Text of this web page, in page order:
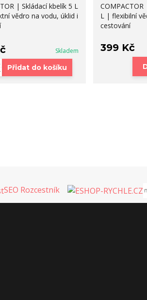
| Skládací kbelík 5 L
vědro na vodu, úklid i
Skladem
Přidat do košíku
L | flexibilní
cestování
399 Kč
SEO Rozcestník